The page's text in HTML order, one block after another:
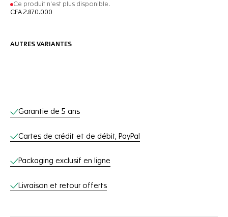
Ce produit n'est plus disponible.
CFA 2.870.000
AUTRES VARIANTES
Services en ligne
Garantie de 5 ans
Cartes de crédit et de débit, PayPal
Packaging exclusif en ligne
Livraison et retour offerts